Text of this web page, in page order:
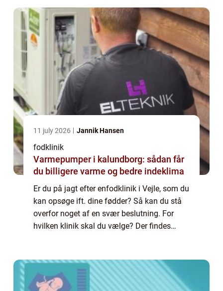
11 july 2026 Jannik Hansen
fodklinik
Varmepumper i kalundborg: sådan får
du billigere varme og bedre indeklima
Er du på jagt efter enfodklinik i Vejle, som du
kan opsøge ift. dine fødder? Så kan du stå
overfor noget af en svær beslutning. For
hvilken klinik skal du vælge? Der findes